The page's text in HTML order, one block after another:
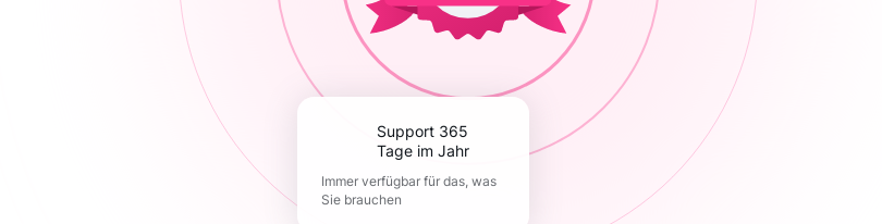
Support 365
Tage im Jahr
Immer verfügbar für das, was
Sie brauchen